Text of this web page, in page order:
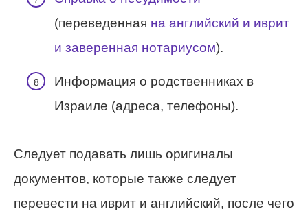
(переведенная на английский и иврит
и заверенная нотариусом).
Информация о родственниках в
Израиле (адреса, телефоны).
Следует подавать лишь оригиналы
документов, которые также следует
перевести на иврит и английский, после чего